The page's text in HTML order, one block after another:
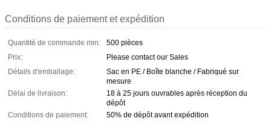
Conditions de paiement et expédition
Quantité de commande min:
500 pièces
Prix:
Please contact our Sales
Détails d'emballage:
Sac en PE / Boîte blanche / Fabriqué sur
mesure
Délai de livraison:
18 à 25 jours ouvrables après réception du
dépôt
Conditions de paiement:
50% de dépôt avant expédition